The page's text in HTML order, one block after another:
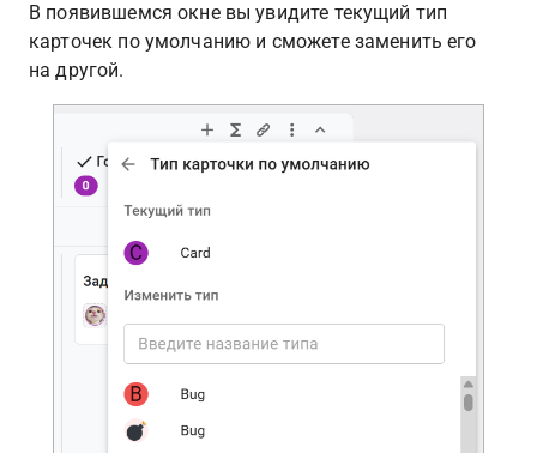
В появившемся окне вы увидите текущий тип
карточек по умолчанию и сможете заменить его
на другой.